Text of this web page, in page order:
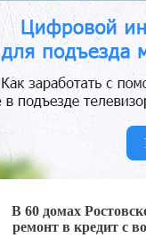
В 60 домах
ремонт в кредит с